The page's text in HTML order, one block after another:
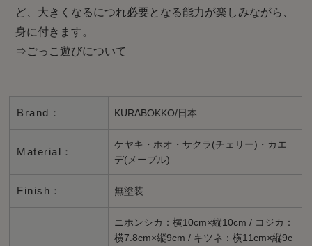
ど、大きくなるにつれ必要となる能力が楽しみながら、
身に付きます。
⇒ごっこ遊びについて
Brand： KURABOKKO/日本
Material：
ケヤキ・ホオ・サクラ(チェリー)・カエ
デ(メープル)
Finish： 無塗装
ニホンシカ：横10cm×縦10cm / コジカ：
横7.8cm×縦9cm / キツネ：横11cm×縦9c